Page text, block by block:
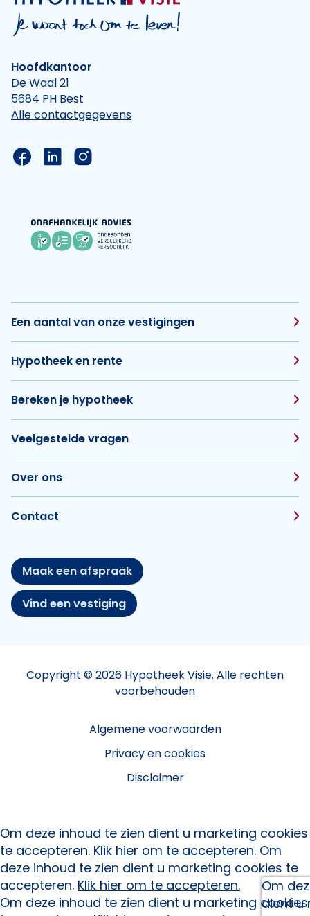
Hoofdkantoor
De Waal 21
5684 PH Best
Alle contactgegevens
Link naar de Facebook pagina van Hypotheek
Link naar de LinkedIn pagina van
Link naar de Instagram pagina van
Een aantal van onze vestigingen
Hypotheek en rente
Bereken je hypotheek
Veelgestelde vragen
Over ons
Contact
Maak een afspraak
Vind een vestiging
Copyright © 2026 Hypotheek Visie. Alle rechten
voorbehouden
Algemene voorwaarden
Privacy en cookies
Disclaimer
Om deze inhoud te zien dient u marketing cookies
te accepteren. Klik hier om te accepteren. Om
deze inhoud te zien dient u marketing cookies te
accepteren. Klik hier om te accepteren.
Om
dient u
Om deze inhoud te zien dient u marketing cookies